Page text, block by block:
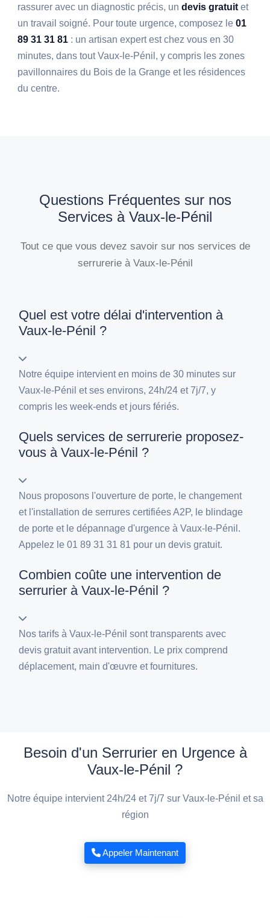
rassurer avec un diagnostic précis, undevis gratuitet
un travail soigné. Pour toute urgence, composez le01
89 31 31 81 : un artisan expert est chez vous en 30
minutes, dans tout Vaux-le-Pénil, y compris les zones
pavillonnaires du Bois de la Grange et les résidences
du centre.
Questions Fréquentes sur nos
Services à Vaux-le-Pénil
Tout ce que vous devez savoir sur nos services de
serrurerie à Vaux-le-Pénil
Quel est votre délai d'intervention à
Vaux-le-Pénil ?
Notre équipe intervient en moins de 30 minutes sur
Vaux-le-Pénil et ses environs, 24h/24 et 7j/7, y
compris les week-ends et jours fériés.
Quels services de serrurerie proposez-
vous à Vaux-le-Pénil ?
Nous proposons l'ouverture de porte, le changement
et l'installation de serrures certifiées A2P, le blindage
de porte et le dépannage d'urgence à Vaux-le-Pénil.
Appelez le 01 89 31 31 81 pour un devis gratuit.
Combien coûte une intervention de
serrurier à Vaux-le-Pénil ?
Nos tarifs à Vaux-le-Pénil sont transparents avec
devis gratuit avant intervention. Le prix comprend
déplacement, main d'œuvre et fournitures.
Besoin d'un Serrurier en Urgence à
Vaux-le-Pénil ?
Notre équipe intervient 24h/24 et 7j/7 sur Vaux-le-Pénil et sa
région
Appeler Maintenant